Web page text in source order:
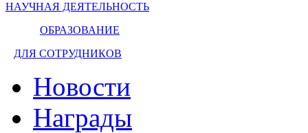
НАУЧНАЯ ДЕЯТЕЛЬНОСТЬ
ОБРАЗОВАНИЕ
ДЛЯ СОТРУДНИКОВ
Новости
Награды